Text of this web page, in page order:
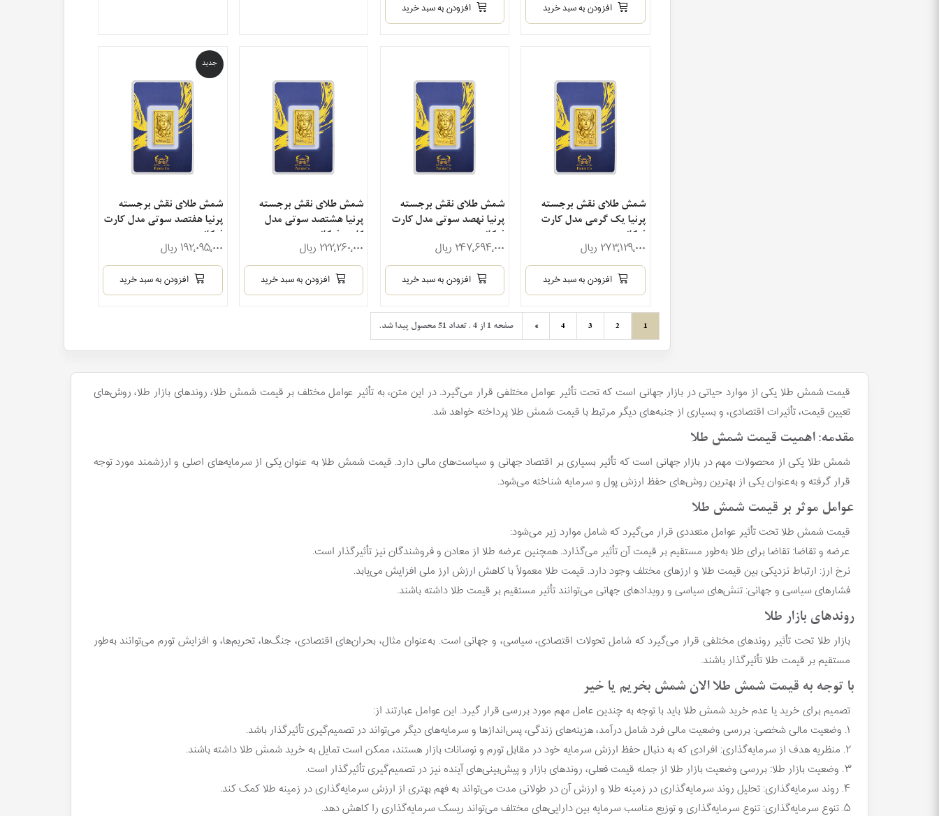
افزودن به سبد خرید افزودن به سبد خرید
شمش طلای نقش برجسته
پرنیا یک گرمی مدل کارت
فرکانسی
۲۷۳٬۱۲۹٬۰۰۰ ریال
افزودن به سبد خرید
شمش طلای نقش برجسته
پرنیا نهصد سوتی مدل کارت
فرکانسی
۲۴۷٬۶۹۴٬۰۰۰ ریال
افزودن به سبد خرید
شمش طلای نقش برجسته
پرنیا هشتصد سوتی مدل
کارت فرکانسی
۲۲۲٬۲۶۰٬۰۰۰ ریال
افزودن به سبد خرید
جدید
شمش طلای نقش برجسته
پرنیا هفتصد سوتی مدل کارت
فرکانسی
۱۹۲٬۰۹۵٬۰۰۰ ریال
افزودن به سبد خرید
1
2
3
4
» صفحه 1 از 4 . تعداد 51 محصول پیدا شد.
قیمت شمش طلا یکی از موارد حیاتی در بازار جهانی است که تحت تأثیر عوامل مختلفی قرار می‌گیرد. در این متن، به تأثیر عوامل مختلف بر قیمت شمش طلا، روندهای بازار طلا، روش‌های
تعیین قیمت، تأثیرات اقتصادی، و بسیاری از جنبه‌های دیگر مرتبط با قیمت شمش طلا پرداخته خواهد شد.
مقدمه: اهمیت قیمت شمش طلا
شمش طلا یکی از محصولات مهم در بازار جهانی است که تأثیر بسیاری بر اقتصاد جهانی و سیاست‌های مالی دارد. قیمت شمش طلا به عنوان یکی از سرمایه‌های اصلی و ارزشمند مورد توجه
قرار گرفته و به‌عنوان یکی از بهترین روش‌های حفظ ارزش پول و سرمایه شناخته می‌شود.
عوامل موثر بر قیمت شمش طلا
قیمت شمش طلا تحت تأثیر عوامل متعددی قرار می‌گیرد که شامل موارد زیر می‌شود:
عرضه و تقاضا: تقاضا برای طلا به‌طور مستقیم بر قیمت آن تأثیر می‌گذارد. همچنین عرضه طلا از معادن و فروشندگان نیز تأثیرگذار است.
نرخ ارز: ارتباط نزدیکی بین قیمت طلا و ارزهای مختلف وجود دارد. قیمت طلا معمولاً با کاهش ارزش ارز ملی افزایش می‌یابد.
فشارهای سیاسی و جهانی: تنش‌های سیاسی و رویدادهای جهانی می‌توانند تأثیر مستقیم بر قیمت طلا داشته باشند.
روندهای بازار طلا
بازار طلا تحت تأثیر روندهای مختلفی قرار می‌گیرد که شامل تحولات اقتصادی، سیاسی، و جهانی است. به‌عنوان مثال، بحران‌های اقتصادی، جنگ‌ها، تحریم‌ها، و افزایش تورم می‌توانند به‌طور
مستقیم بر قیمت طلا تأثیرگذار باشند.
با توجه به قیمت شمش طلا الان شمش بخریم یا خیر
تصمیم برای خرید یا عدم خرید شمش طلا باید با توجه به چندین عامل مهم مورد بررسی قرار گیرد. این عوامل عبارتند از:
۱. وضعیت مالی شخصی: بررسی وضعیت مالی فرد شامل درآمد، هزینه‌های زندگی، پس‌اندازها و سرمایه‌های دیگر می‌تواند در تصمیم‌گیری تأثیرگذار باشد.
۲. منظریه هدف از سرمایه‌گذاری: افرادی که به دنبال حفظ ارزش سرمایه خود در مقابل تورم و نوسانات بازار هستند، ممکن است تمایل به خرید شمش طلا داشته باشند.
۳. وضعیت بازار طلا: بررسی وضعیت بازار طلا از جمله قیمت فعلی، روندهای بازار و پیش‌بینی‌های آینده نیز در تصمیم‌گیری تأثیرگذار است.
۴. روند سرمایه‌گذاری: تحلیل روند سرمایه‌گذاری در زمینه طلا و ارزش آن در طولانی مدت می‌تواند به فهم بهتری از ارزش سرمایه‌گذاری در زمینه طلا کمک کند.
۵. تنوع سرمایه‌گذاری: تنوع سرمایه‌گذاری و توزیع مناسب سرمایه بین دارایی‌های مختلف می‌تواند ریسک سرمایه‌گذاری را کاهش دهد.